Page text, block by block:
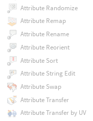
Attribute Randomize
Attribute Remap
Attribute Rename
Attribute Reorient
Attribute Sort
Attribute String Edit
Attribute Swap
Attribute Transfer
Attribute Transfer by UV